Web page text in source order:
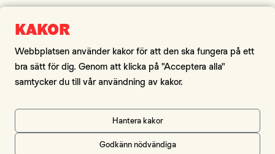
KAKOR
Webbplatsen använder kakor för att den ska fungera på ett
bra sätt för dig. Genom att klicka på "Acceptera alla"
samtycker du till vår användning av kakor.
Hantera kakor
Godkänn nödvändiga
Sidor
Om länet
Kontakt
Om cookies